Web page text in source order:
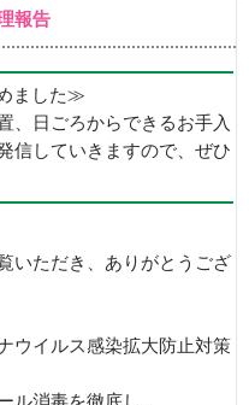
報告
ました≫
、日ごろからできるお手入
信していきますので、ぜひ
いただき、ありがとうござ
ウイルス感染拡大防止対策